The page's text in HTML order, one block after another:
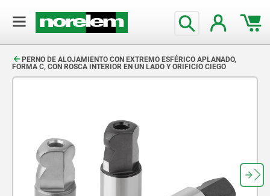
PERNO DE ALOJAMIENTO CON EXTREMO ESFÉRICO APLANADO,
FORMA C, CON ROSCA INTERIOR EN UN LADO Y ORIFICIO CIEGO